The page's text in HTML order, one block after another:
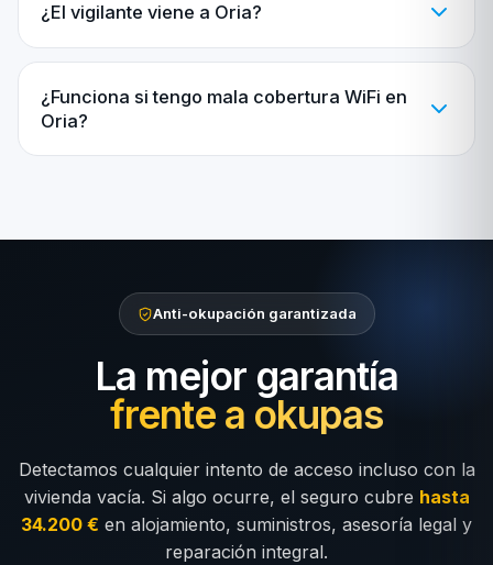
¿El vigilante viene a Oria?
¿Funciona si tengo mala cobertura WiFi en
Oria?
Anti-okupación garantizada
La mejor garantía
frente a okupas
Detectamos cualquier intento de acceso incluso con la
vivienda vacía. Si algo ocurre, el seguro cubre hasta
34.200 € en alojamiento, suministros, asesoría legal y
reparación integral.